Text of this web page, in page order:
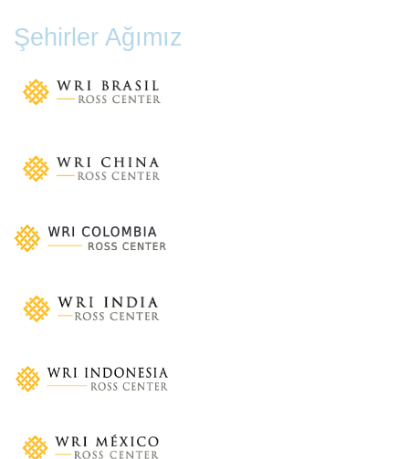
Şehirler Ağımız